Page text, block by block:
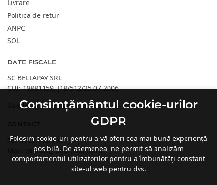
Livrare
Politica de retur
ANPC
SOL
DATE FISCALE
SC BELLAPAV SRL
CUI: 18881159, J18/512/25.07.2006
Strada 30 Decembrie, Targu Jiu, GJ, Romania
Tel:0723 108 109
contact@bijuteriacici.ro
Consimțământul cookie-urilor
GDPR
Folosim cookie-uri pentru a vă oferi cea mai bună experiență
posibilă. De asemenea, ne permit să analizăm
comportamentul utilizatorilor pentru a îmbunătăți constant
site-ul web pentru dvs.